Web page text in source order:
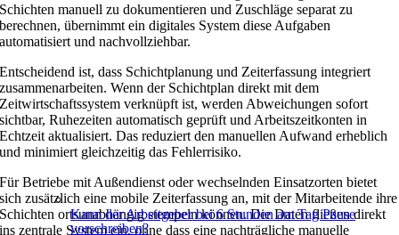
Kann der Arbeitgeber bei 6 Stunden am Tag Pause
vorschreiben?
Schichten manuell zu dokumentieren und Zuschläge separat zu
berechnen, übernimmt ein digitales System diese Aufgaben
automatisiert und nachvollziehbar.
Entscheidend ist, dass Schichtplanung und Zeiterfassung integriert
zusammenarbeiten. Wenn der Schichtplan direkt mit dem
Zeitwirtschaftssystem verknüpft ist, werden Abweichungen sofort
sichtbar, Ruhezeiten automatisch geprüft und Arbeitszeitkonten in
Echtzeit aktualisiert. Das reduziert den manuellen Aufwand erheblich
und minimiert gleichzeitig das Fehlerrisiko.
Für Betriebe mit Außendienst oder wechselnden Einsatzorten bietet
sich zusätzlich eine mobile Zeiterfassung an, mit der Mitarbeitende ihre
Schichten ortsunabhängig stempeln können. Die Daten fließen direkt
ins zentrale System ein, ohne dass eine nachträgliche manuelle